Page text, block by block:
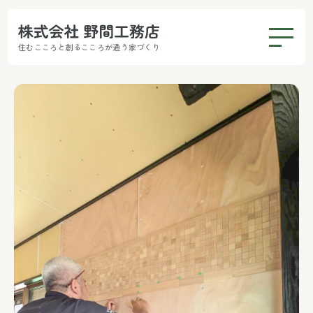
住むこころと創るこころが通う家づくり